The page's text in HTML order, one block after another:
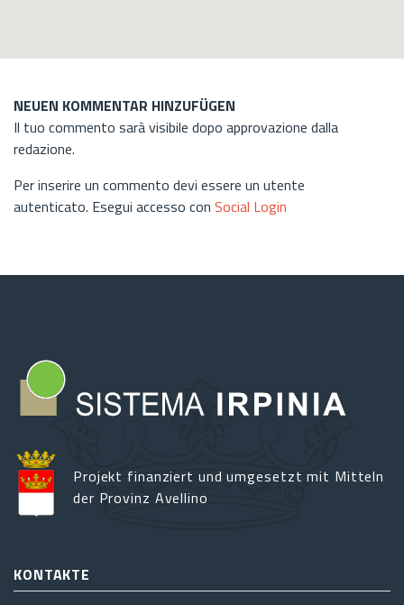
NEUEN KOMMENTAR HINZUFÜGEN
Il tuo commento sarà visibile dopo approvazione dalla
redazione.
Per inserire un commento devi essere un utente
autenticato. Esegui accesso con Social Login
Projekt finanziert und umgesetzt mit Mitteln
der Provinz Avellino
KONTAKTE